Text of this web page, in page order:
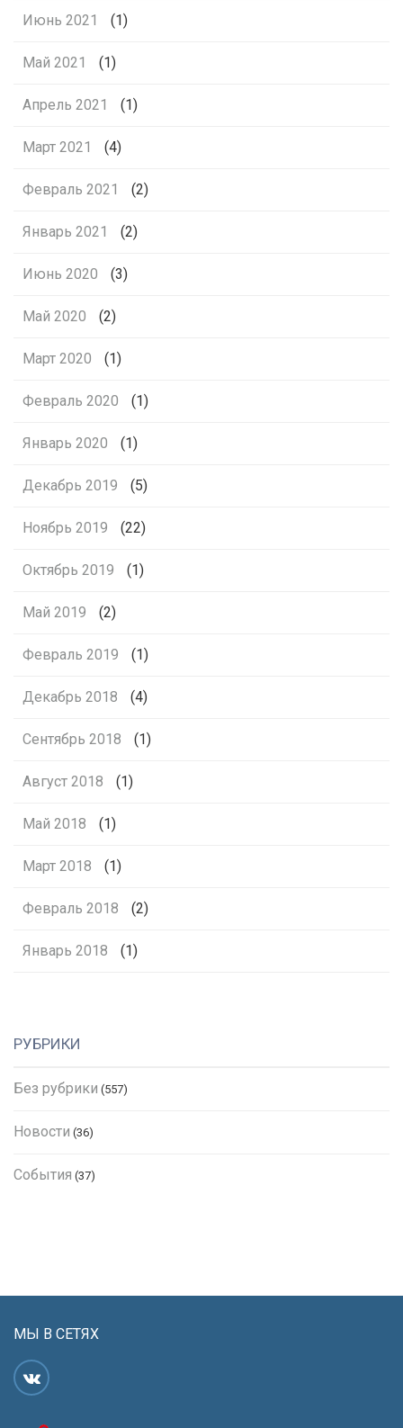
Июнь 2021 (1)
Май 2021 (1)
Апрель 2021 (1)
Март 2021 (4)
Февраль 2021 (2)
Январь 2021 (2)
Июнь 2020 (3)
Май 2020 (2)
Март 2020 (1)
Февраль 2020 (1)
Январь 2020 (1)
Декабрь 2019 (5)
Ноябрь 2019 (22)
Октябрь 2019 (1)
Май 2019 (2)
Февраль 2019 (1)
Декабрь 2018 (4)
Сентябрь 2018 (1)
Август 2018 (1)
Май 2018 (1)
Март 2018 (1)
Февраль 2018 (2)
Январь 2018 (1)
РУБРИКИ
Без рубрики (557)
Новости (36)
События (37)
МЫ В СЕТЯХ